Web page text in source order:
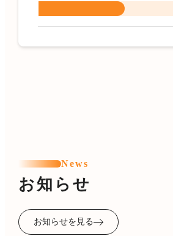
News
お知らせ
お知らせを見る